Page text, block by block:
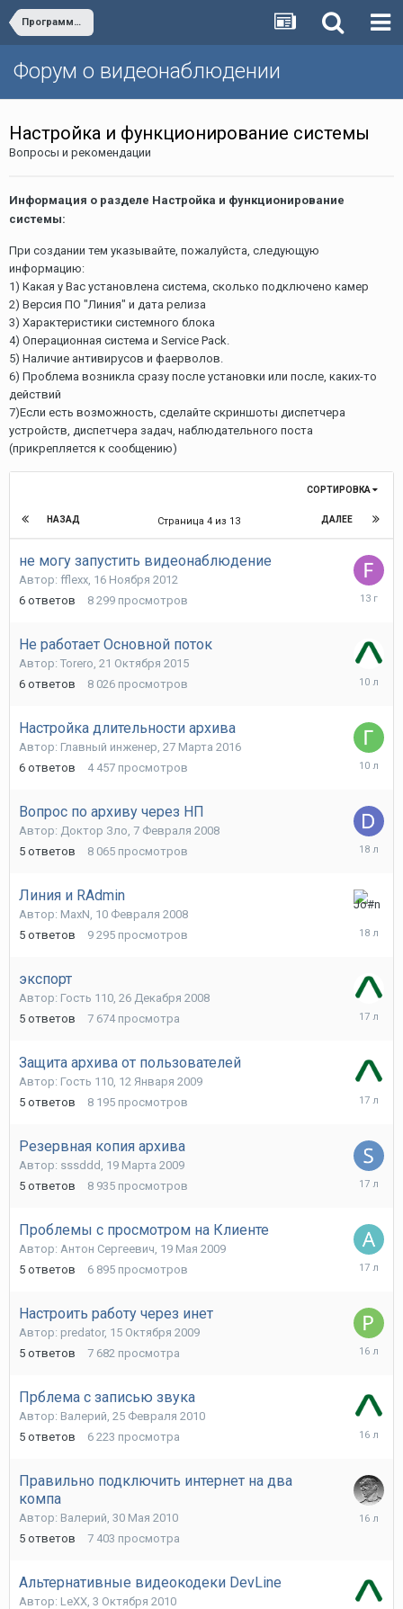
Программное обеспечение «Линия» версии 5**
Форум о видеонаблюдении
Настройка и функционирование системы
Вопросы и рекомендации
Информация о разделе Настройка и функционирование
системы:
При создании тем указывайте, пожалуйста, следующую
информацию:
1) Какая у Вас установлена система, сколько подключено камер
2) Версия ПО "Линия" и дата релиза
3) Характеристики системного блока
4) Операционная система и Service Pack.
5) Наличие антивирусов и фаерволов.
6) Проблема возникла сразу после установки или после, каких-то
действий
7)Если есть возможность, сделайте скриншоты диспетчера
устройств, диспетчера задач, наблюдательного поста
(прикрепляется к сообщению)
СОРТИРОВКА
НАЗАД ДАЛЕЕ
Страница 4 из 13
не могу запустить видеонаблюдение
Автор: fflexx, 16 Ноября 2012
6 ответов 8 299 просмотров
19
Не работает Основной поток
Автор: Torero, 21 Октября 2015
6 ответов 8 026 просмотров
21
Настройка длительности архива
Автор: Главный инженер, 27 Марта 2016
6 ответов 4 457 просмотров
29
Вопрос по архиву через НП
Автор: Доктор Зло, 7 Февраля 2008
5 ответов 8 065 просмотров
Линия и RAdmin
Автор: MaxN, 10 Февраля 2008
5 ответов 9 295 просмотров
26
Февраля
экспорт
Автор: Гость 110, 26 Декабря 2008
5 ответов 7 674 просмотра
26
Защита архива от пользователей
Автор: Гость 110, 12 Января 2009
5 ответов 8 195 просмотров
14
Резервная копия архива
Автор: sssddd , 19 Марта 2009
5 ответов 8 935 просмотров
20
Проблемы с просмотром на Клиенте
Автор: Антон Сергеевич, 19 Мая 2009
5 ответов 6 895 просмотров
20
Настроить работу через инет
Автор: predator, 15 Октября 2009
5 ответов 7 682 просмотра
20
Прблема с записью звука
Автор: Валерий, 25 Февраля 2010
5 ответов 6 223 просмотра
18
Правильно подключить интернет на два
компа
Автор: Валерий, 30 Мая 2010
5 ответов 7 403 просмотра
10
Альтернативные видеокодеки DevLine
Автор: LeXX, 3 Октября 2010